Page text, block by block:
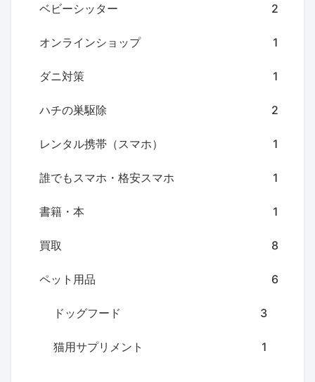
ベビーシッター 2
オンラインショップ 1
ダニ対策 1
ハチの巣駆除 2
レンタル携帯（スマホ） 1
誰でもスマホ・格安スマホ 1
書籍・本 1
買取 8
ペット用品 6
ドッグフード 3
猫用サプリメント 1